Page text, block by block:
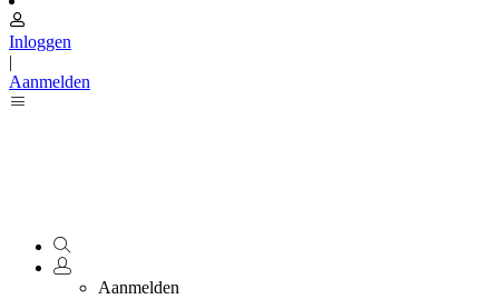
Inloggen
|
Aanmelden
Aanmelden